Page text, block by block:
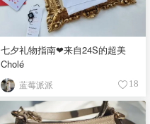
七夕礼物指南❤来自24S的超美
Cholé
蓝莓派派 18